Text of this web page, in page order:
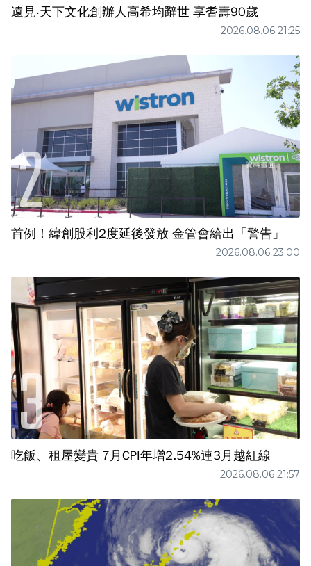
遠見‧天下文化創辦人高希均辭世 享耆壽90歲
2026.08.06 21:25
首例！緯創股利2度延後發放 金管會給出「警告」
2026.08.06 23:00
吃飯、租屋變貴 7月CPI年增2.54%連3月越紅線
2026.08.06 21:57